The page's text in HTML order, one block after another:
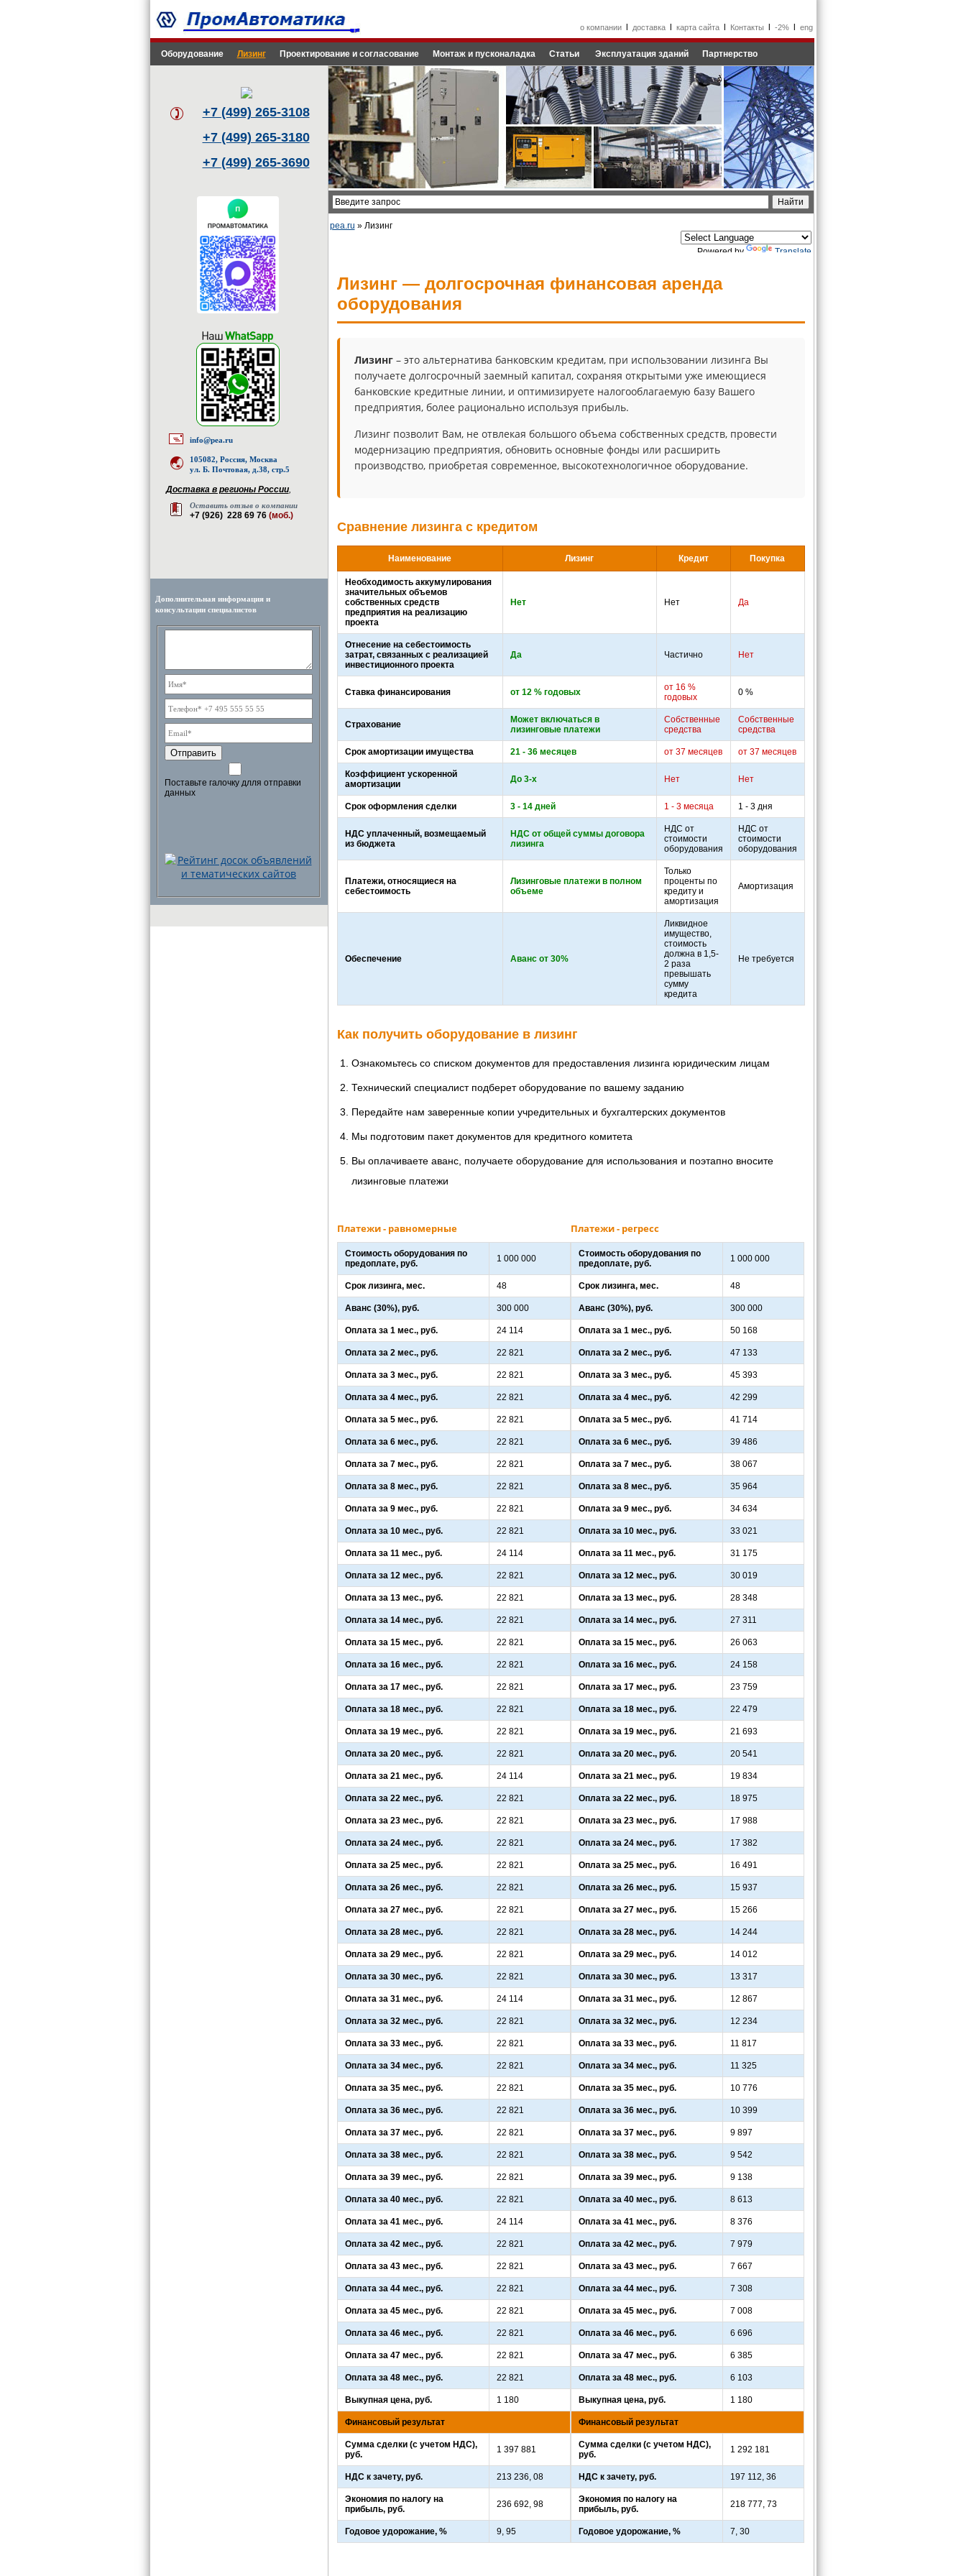
о компанииl доставкаl карта сайтаl Контакты -2%l eng
Оборудование Лизинг Проектирование и согласование Монтаж и пусконаладка Статьи Эксплуатация зданий Партнерство
+7 (499) 265-3108
+7 (499) 265-3180
+7 (499) 265-3690
info@pea.ru
105082, Россия, Москва
ул. Б. Почтовая, д.38, стр.5
Доставка в регионы России,
Оставить отзыв о компании
+7 (926) 228 69 76 (моб.)
Дополнительная информация и
консультации специалистов
Отправить
Поставьте галочку длля отправки
данных
pea.ru » Лизинг
Powered by Translate
Лизинг — долгосрочная финансовая аренда
оборудования
Лизинг– это альтернатива банковским кредитам, при использовании лизинга Вы
получаете долгосрочный заемный капитал, сохраняя открытыми уже имеющиеся
банковские кредитные линии, и оптимизируете налогооблагаемую базу Вашего
предприятия, более рационально используя прибыль.
Лизинг позволит Вам, не отвлекая большого объема собственных средств, провести
модернизацию предприятия, обновить основные фонды или расширить
производство, приобретая современное, высокотехнологичное оборудование.
Сравнение лизинга с кредитом
Наименование Лизинг Кредит Покупка
Необходимость аккумулирования
значительных объемов
собственных средств
предприятия на реализацию
проекта
Нет Нет Да
Отнесение на себестоимость
затрат, связанных с реализацией
инвестиционного проекта
Да Частично Нет
Ставка финансирования от 12 % годовых
от 16 %
годовых
0 %
Страхование
Может включаться в
лизинговые платежи
Собственные
средства
Собственные
средства
Срок амортизации имущества 21 - 36 месяцев от 37 месяцев от 37 месяцев
Коэффициент ускоренной
амортизации
До 3-х Нет Нет
Срок оформления сделки 3 - 14 дней 1 - 3 месяца 1 - 3 дня
НДС уплаченный, возмещаемый
из бюджета
НДС от общей суммы договора
лизинга
НДС от
стоимости
оборудования
НДС от
стоимости
оборудования
Платежи, относящиеся на
себестоимость
Лизинговые платежи в полном
объеме
Только
проценты по
кредиту и
амортизация
Амортизация
Обеспечение Аванс от 30%
Ликвидное
имущество,
стоимость
должна в 1,5-
2 раза
превышать
сумму
кредита
Не требуется
Как получить оборудование в лизинг
Ознакомьтесь со списком документов для предоставления лизинга юридическим лицам
Технический специалист подберет оборудование по вашему заданию
Передайте нам заверенные копии учредительных и бухгалтерских документов
Мы подготовим пакет документов для кредитного комитета
Вы оплачиваете аванс, получаете оборудование для использования и поэтапно вносите
лизинговые платежи
Платежи - равномерные
Стоимость оборудования по
предоплате, руб.
1 000 000
Срок лизинга, мес. 48
Аванс (30%), руб. 300 000
Оплата за 1 мес., руб. 24 114
Оплата за 2 мес., руб. 22 821
Оплата за 3 мес., руб. 22 821
Оплата за 4 мес., руб. 22 821
Оплата за 5 мес., руб. 22 821
Оплата за 6 мес., руб. 22 821
Оплата за 7 мес., руб. 22 821
Оплата за 8 мес., руб. 22 821
Оплата за 9 мес., руб. 22 821
Оплата за 10 мес., руб. 22 821
Оплата за 11 мес., руб. 24 114
Оплата за 12 мес., руб. 22 821
Оплата за 13 мес., руб. 22 821
Оплата за 14 мес., руб. 22 821
Оплата за 15 мес., руб. 22 821
Оплата за 16 мес., руб. 22 821
Оплата за 17 мес., руб. 22 821
Оплата за 18 мес., руб. 22 821
Оплата за 19 мес., руб. 22 821
Оплата за 20 мес., руб. 22 821
Оплата за 21 мес., руб. 24 114
Оплата за 22 мес., руб. 22 821
Оплата за 23 мес., руб. 22 821
Оплата за 24 мес., руб. 22 821
Оплата за 25 мес., руб. 22 821
Оплата за 26 мес., руб. 22 821
Оплата за 27 мес., руб. 22 821
Оплата за 28 мес., руб. 22 821
Оплата за 29 мес., руб. 22 821
Оплата за 30 мес., руб. 22 821
Оплата за 31 мес., руб. 24 114
Оплата за 32 мес., руб. 22 821
Оплата за 33 мес., руб. 22 821
Оплата за 34 мес., руб. 22 821
Оплата за 35 мес., руб. 22 821
Оплата за 36 мес., руб. 22 821
Оплата за 37 мес., руб. 22 821
Оплата за 38 мес., руб. 22 821
Оплата за 39 мес., руб. 22 821
Оплата за 40 мес., руб. 22 821
Оплата за 41 мес., руб. 24 114
Оплата за 42 мес., руб. 22 821
Оплата за 43 мес., руб. 22 821
Оплата за 44 мес., руб. 22 821
Оплата за 45 мес., руб. 22 821
Оплата за 46 мес., руб. 22 821
Оплата за 47 мес., руб. 22 821
Оплата за 48 мес., руб. 22 821
Выкупная цена, руб. 1 180
Финансовый результат
Сумма сделки (с учетом НДС),
руб.
1 397 881
НДС к зачету, руб. 213 236, 08
Экономия по налогу на
прибыль, руб.
236 692, 98
Годовое удорожание, % 9, 95
Платежи - регресс
Стоимость оборудования по
предоплате, руб.
1 000 000
Срок лизинга, мес. 48
Аванс (30%), руб. 300 000
Оплата за 1 мес., руб. 50 168
Оплата за 2 мес., руб. 47 133
Оплата за 3 мес., руб. 45 393
Оплата за 4 мес., руб. 42 299
Оплата за 5 мес., руб. 41 714
Оплата за 6 мес., руб. 39 486
Оплата за 7 мес., руб. 38 067
Оплата за 8 мес., руб. 35 964
Оплата за 9 мес., руб. 34 634
Оплата за 10 мес., руб. 33 021
Оплата за 11 мес., руб. 31 175
Оплата за 12 мес., руб. 30 019
Оплата за 13 мес., руб. 28 348
Оплата за 14 мес., руб. 27 311
Оплата за 15 мес., руб. 26 063
Оплата за 16 мес., руб. 24 158
Оплата за 17 мес., руб. 23 759
Оплата за 18 мес., руб. 22 479
Оплата за 19 мес., руб. 21 693
Оплата за 20 мес., руб. 20 541
Оплата за 21 мес., руб. 19 834
Оплата за 22 мес., руб. 18 975
Оплата за 23 мес., руб. 17 988
Оплата за 24 мес., руб. 17 382
Оплата за 25 мес., руб. 16 491
Оплата за 26 мес., руб. 15 937
Оплата за 27 мес., руб. 15 266
Оплата за 28 мес., руб. 14 244
Оплата за 29 мес., руб. 14 012
Оплата за 30 мес., руб. 13 317
Оплата за 31 мес., руб. 12 867
Оплата за 32 мес., руб. 12 234
Оплата за 33 мес., руб. 11 817
Оплата за 34 мес., руб. 11 325
Оплата за 35 мес., руб. 10 776
Оплата за 36 мес., руб. 10 399
Оплата за 37 мес., руб. 9 897
Оплата за 38 мес., руб. 9 542
Оплата за 39 мес., руб. 9 138
Оплата за 40 мес., руб. 8 613
Оплата за 41 мес., руб. 8 376
Оплата за 42 мес., руб. 7 979
Оплата за 43 мес., руб. 7 667
Оплата за 44 мес., руб. 7 308
Оплата за 45 мес., руб. 7 008
Оплата за 46 мес., руб. 6 696
Оплата за 47 мес., руб. 6 385
Оплата за 48 мес., руб. 6 103
Выкупная цена, руб. 1 180
Финансовый результат
Сумма сделки (с учетом НДС),
руб.
1 292 181
НДС к зачету, руб. 197 112, 36
Экономия по налогу на
прибыль, руб.
218 777, 73
Годовое удорожание, % 7, 30